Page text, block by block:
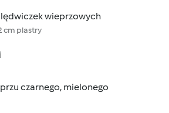
wieprzowych
cm plastry
czarnego, mielonego